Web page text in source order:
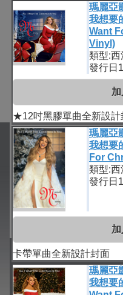
瑪麗亞
我想要
Want
Vinyl)
類型:西
發行日
★12吋黑膠單曲全新設計
瑪麗亞
我想要
For
類型:西
發行日
卡帶單曲全新設計封面
瑪麗亞
我想要